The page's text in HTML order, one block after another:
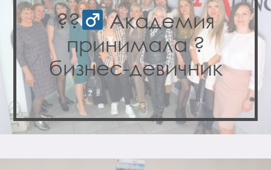
??‍
Академия
принимала ?
бизнес-девичник